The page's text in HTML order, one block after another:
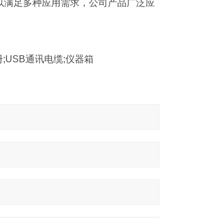
足多种应用需求，公司产品广泛应
通讯电缆;仪器箱